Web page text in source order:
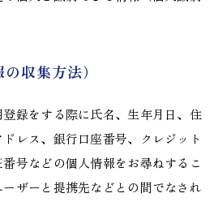
収集方法）
録をする際に氏名、生年月日、住
レス、銀行口座番号、クレジット
号などの個人情報をお尋ねするこ
ザーと提携先などとの間でなされ